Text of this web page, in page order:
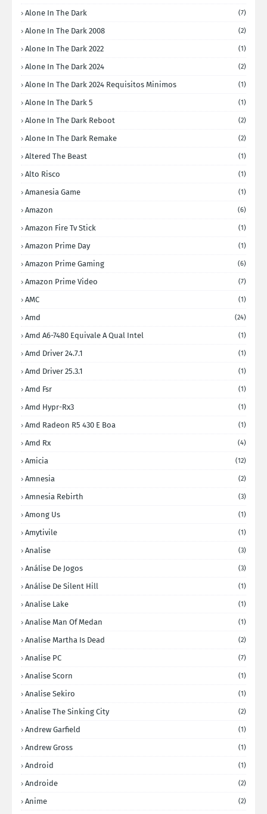
Alone In The Dark (7)
Alone In The Dark 2008 (2)
Alone In The Dark 2022 (1)
Alone In The Dark 2024 (2)
Alone In The Dark 2024 Requisitos Minimos (1)
Alone In The Dark 5 (1)
Alone In The Dark Reboot (2)
Alone In The Dark Remake (2)
Altered The Beast (1)
Alto Risco (1)
Amanesia Game (1)
Amazon (6)
Amazon Fire Tv Stick (1)
Amazon Prime Day (1)
Amazon Prime Gaming (6)
Amazon Prime Video (7)
AMC (1)
Amd (24)
Amd A6-7480 Equivale A Qual Intel (1)
Amd Driver 24.7.1 (1)
Amd Driver 25.3.1 (1)
Amd Fsr (1)
Amd Hypr-Rx3 (1)
Amd Radeon R5 430 E Boa (1)
Amd Rx (4)
Amicia (12)
Amnesia (2)
Amnesia Rebirth (3)
Among Us (1)
Amytivile (1)
Analise (3)
Análise De Jogos (3)
Análise De Silent Hill (1)
Analise Lake (1)
Analise Man Of Medan (1)
Analise Martha Is Dead (2)
Analise PC (7)
Analise Scorn (1)
Analise Sekiro (1)
Analise The Sinking City (2)
Andrew Garfield (1)
Andrew Gross (1)
Android (1)
Androide (2)
Anime (2)